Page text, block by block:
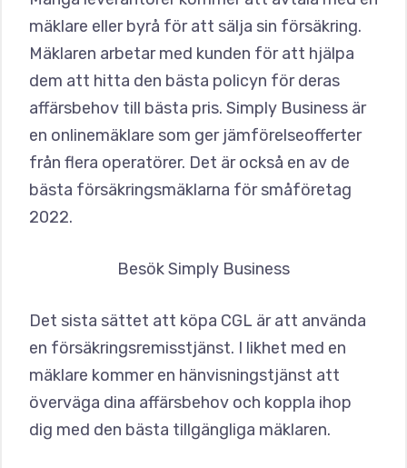
mäklare eller byrå för att sälja sin försäkring.
Mäklaren arbetar med kunden för att hjälpa
dem att hitta den bästa policyn för deras
affärsbehov till bästa pris. Simply Business är
en onlinemäklare som ger jämförelseofferter
från flera operatörer. Det är också en av de
bästa försäkringsmäklarna för småföretag
2022.
Besök Simply Business
Det sista sättet att köpa CGL är att använda
en försäkringsremisstjänst. I likhet med en
mäklare kommer en hänvisningstjänst att
överväga dina affärsbehov och koppla ihop
dig med den bästa tillgängliga mäklaren.